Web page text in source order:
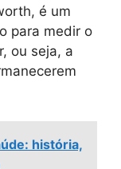
é um
para medir o
ou seja, a
história,